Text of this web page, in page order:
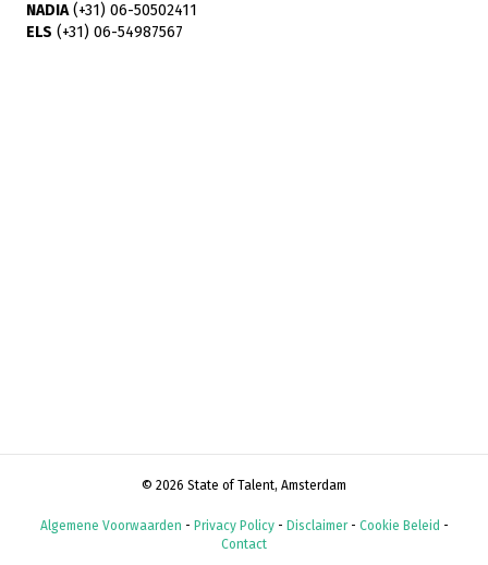
NADIA(+31) 06-50502411
ELS (+31) 06-54987567
© 2026 State of Talent, Amsterdam
Algemene Voorwaarden - Privacy Policy- Disclaimer- Cookie Beleid -
Contact